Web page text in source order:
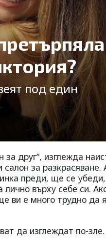
под един
друг“, изглежда
за разкрасяване.
преди, ще се
лично върху себе си.
ви е много трудно да
да изглеждат по-